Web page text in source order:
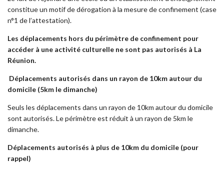
constitue un motif de dérogation à la mesure de confinement (case
n°1 de l’attestation).
Les déplacements hors du périmètre de confinement pour
accéder à une activité culturelle ne sont pas autorisés à La
Réunion.
Déplacements autorisés dans un rayon de 10km autour du
domicile (5km le dimanche)
Seuls les déplacements dans un rayon de 10km autour du domicile
sont autorisés. Le périmètre est réduit à un rayon de 5km le
dimanche.
Déplacements autorisés à plus de 10km du domicile (pour
rappel)